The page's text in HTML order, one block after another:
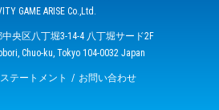
GAME ARISE Co.,Ltd.
中央区八丁堀3-14-4 八丁堀サード2F
Chuo-ku, Tokyo 104-0032 Japan
テートメント お問い合わせ